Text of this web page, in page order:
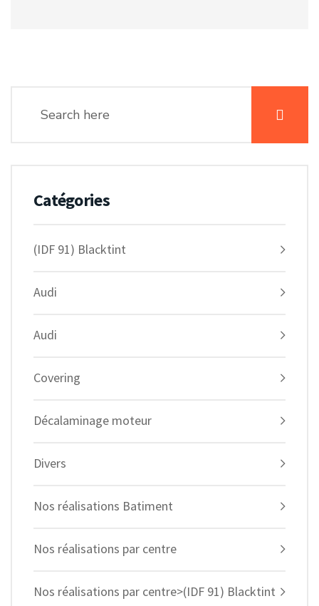
Catégories
(IDF 91) Blacktint
Audi
Audi
Covering
Décalaminage moteur
Divers
Nos réalisations Batiment
Nos réalisations par centre
Nos réalisations par centre>(IDF 91) Blacktint